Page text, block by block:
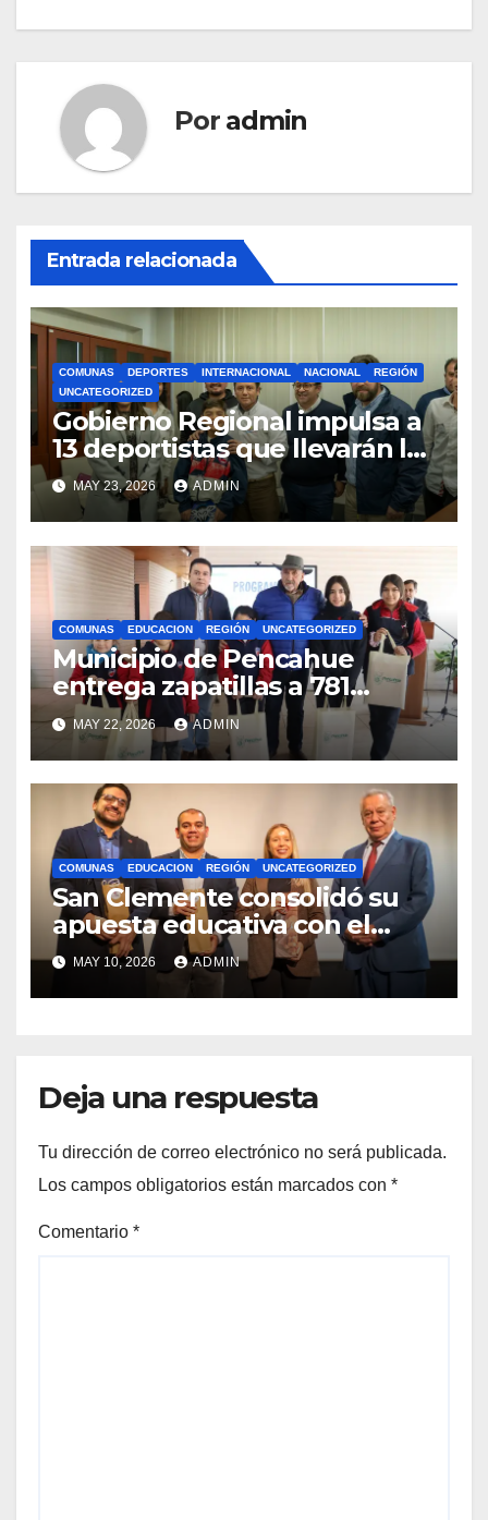
Por admin
Entrada relacionada
COMUNAS DEPORTES INTERNACIONAL NACIONAL
REGIÓN
UNCATEGORIZED
Gobierno Regional impulsa a
13 deportistas que llevarán la
bandera maulina a
competencias
internacionales
MAY 23, 2026 ADMIN
COMUNAS EDUCACION REGIÓN UNCATEGORIZED
Municipio de Pencahue
entrega zapatillas a 781
estudiantes con recursos del
Royalty Minero
MAY 22, 2026 ADMIN
COMUNAS EDUCACION REGIÓN UNCATEGORIZED
San Clemente consolidó su
apuesta educativa con el
lanzamiento del
Preuniversitario Brotes 2026
MAY 10, 2026 ADMIN
Deja una respuesta
Tu dirección de correo electrónico no será publicada.
Los campos obligatorios están marcados con *
Comentario *